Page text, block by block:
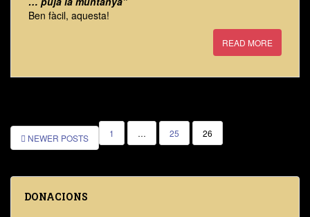
Ben fàcil, aquesta!
READ MORE
NAVEGACIÓ D'ENTRADES
NEWER POSTS 1 … 25 26
DONACIONS